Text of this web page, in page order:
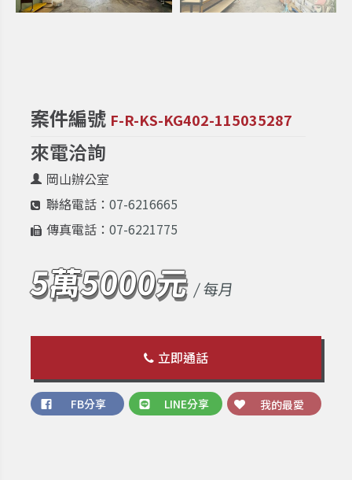
案件編號 F-R-KS-KG402-115035287
來電洽詢
岡山辦公室
聯絡電話： 07-6216665
傳真電話： 07-6221775
5萬5000元/ 每月
立即通話
FB分享 LINE分享 我的最愛